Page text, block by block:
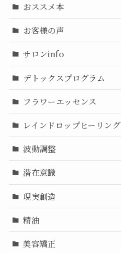
おススメ本
お客様の声
サロンinfo
デトックスプログラム
フラワーエッセンス
レインドロップヒーリング
波動調整
潜在意識
現実創造
精油
美容矯正